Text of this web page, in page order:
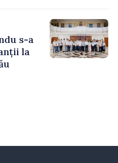
a
s-a
la